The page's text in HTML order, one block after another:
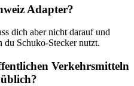
Adapter?
dich aber nicht darauf und
du Schuko-Stecker nutzt.
Verkehrsmitteln